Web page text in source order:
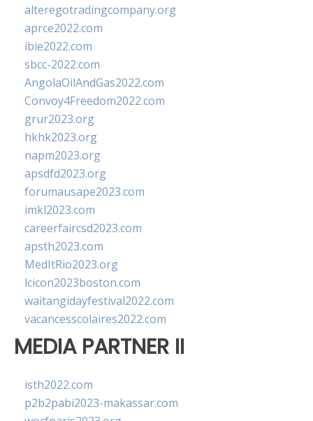
alteregotradingcompany.org
aprce2022.com
ibie2022.com
sbcc-2022.com
AngolaOilAndGas2022.com
Convoy4Freedom2022.com
grur2023.org
hkhk2023.org
napm2023.org
apsdfd2023.org
forumausape2023.com
imkl2023.com
careerfaircsd2023.com
apsth2023.com
MedItRio2023.org
lcicon2023boston.com
waitangidayfestival2022.com
vacancesscolaires2022.com
MEDIA PARTNER II
isth2022.com
p2b2pabi2023-makassar.com